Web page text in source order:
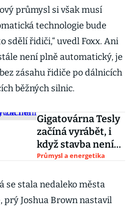
průmysl si však musí
technologie bude
sdělí řidiči,“ uvedl Foxx. Ani
není plně automatický, je
zásahu řidiče po dálnicích
běžných silnic.
Gigatovárna Tesly
začíná vyrábět, i
když stavba není
dokončená
Průmysl a energetika
se stala nedaleko města
prý Joshua Brown nastavil